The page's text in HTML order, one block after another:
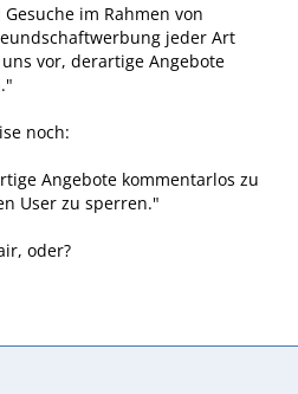
im Rahmen von
jeder Art
vor, derartige Angebote
noch:
Angebote kommentarlos zu
User zu sperren."
oder?